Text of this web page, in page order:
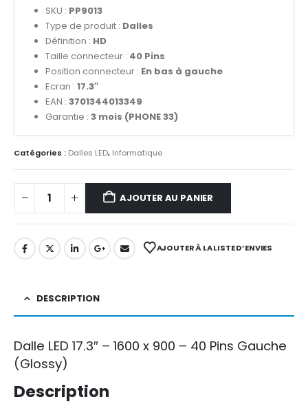
SKU : PP9013
Type de produit : Dalles
Définition : HD
Taille connecteur : 40 Pins
Position connecteur : En bas à gauche
Ecran : 17.3″
EAN : 3701344013349
Garantie : 3 mois (PHONE 33)
Catégories : Dalles LED, Informatique
AJOUTER AU PANIER
AJOUTER À LA LISTE D’ENVIES
DESCRIPTION
Dalle LED 17.3″ – 1600 x 900 – 40 Pins Gauche
(Glossy)
Description